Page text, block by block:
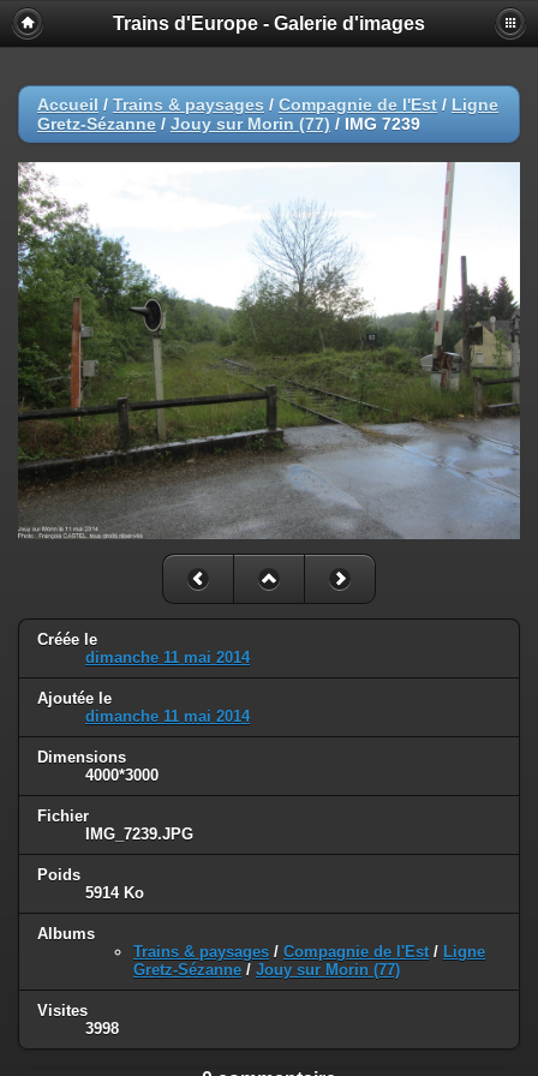
Trains d'Europe - Galerie d'images
Accueil / Trains & paysages / Compagnie de l'Est / Ligne
Gretz-Sézanne / Jouy sur Morin (77) / IMG 7239
Créée le
dimanche 11 mai 2014
Ajoutée le
dimanche 11 mai 2014
Dimensions
4000*3000
Fichier
IMG_7239.JPG
Poids
5914 Ko
Albums
Trains & paysages / Compagnie de l'Est / Ligne
Gretz-Sézanne / Jouy sur Morin (77)
Visites
3998